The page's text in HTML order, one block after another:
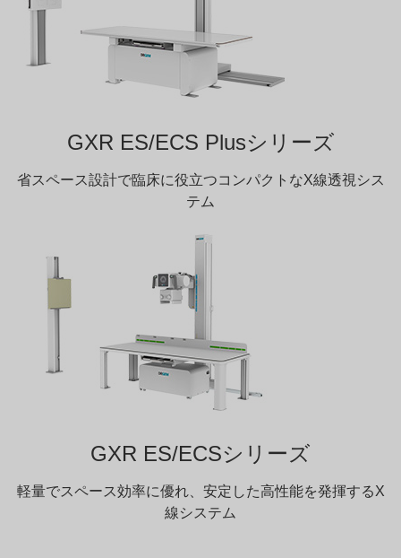
GXR ES/ECS Plusシリーズ
省スペース設計で臨床に役立つコンパクトなX線透視シス
テム
GXR ES/ECSシリーズ
軽量でスペース効率に優れ、安定した高性能を発揮するX
線システム